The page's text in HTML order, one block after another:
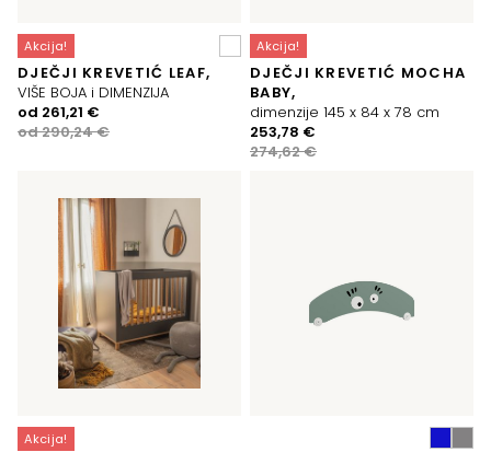
Akcija!
DJEČJI KREVETIĆ LEAF,
VIŠE BOJA i DIMENZIJA
od290,24€
Izvorna
cijena
od 261,21 €
Trenutna
cijena
Akcija!
DJEČJI KREVETIĆ MOCHA
BABY,
dimenzije 145 x 84 x 78 cm
274,62€
Izvorna
cijena
253,78 €
Trenutna
cijena
Akcija!